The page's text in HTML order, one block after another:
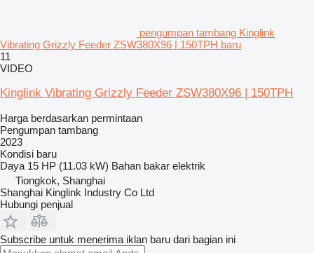
pengumpan tambang Kinglink
Vibrating Grizzly Feeder ZSW380X96 | 150TPH baru
11
VIDEO
Kinglink Vibrating Grizzly Feeder ZSW380X96 | 150TPH
Harga berdasarkan permintaan
Pengumpan tambang
2023
Kondisi baru
Daya 15 HP (11.03 kW) Bahan bakar elektrik
Tiongkok, Shanghai
Shanghai Kinglink Industry Co Ltd
Hubungi penjual
Subscribe untuk menerima iklan baru dari bagian ini